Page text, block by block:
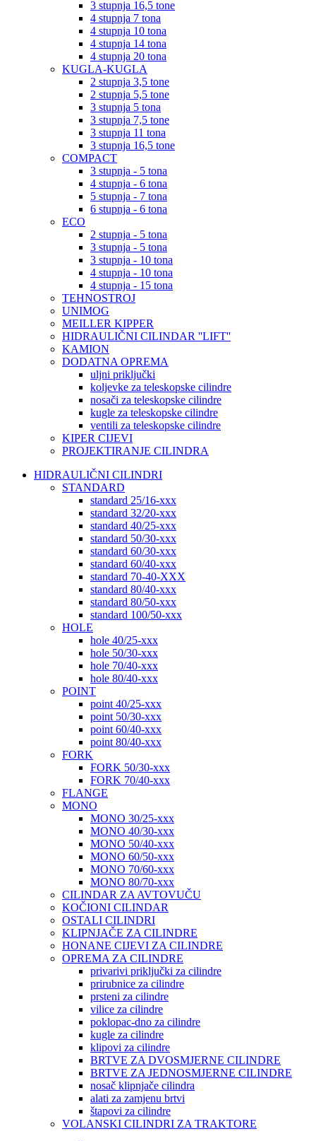
3 stupnja 16,5 tone
4 stupnja 7 tona
4 stupnja 10 tona
4 stupnja 14 tona
4 stupnja 20 tona
KUGLA-KUGLA
2 stupnja 3,5 tone
2 stupnja 5,5 tone
3 stupnja 5 tona
3 stupnja 7,5 tone
3 stupnja 11 tona
3 stupnja 16,5 tone
COMPACT
3 stupnja - 5 tona
4 stupnja - 6 tona
5 stupnja - 7 tona
6 stupnja - 6 tona
ECO
2 stupnja - 5 tona
3 stupnja - 5 tona
3 stupnja - 10 tona
4 stupnja - 10 tona
4 stupnja - 15 tona
TEHNOSTROJ
UNIMOG
MEILLER KIPPER
HIDRAULIČNI CILINDAR ''LIFT''
KAMION
DODATNA OPREMA
uljni priključki
koljevke za teleskopske cilindre
nosači za teleskopske cilindre
kugle za teleskopske cilindre
ventili za teleskopske cilindre
KIPER CIJEVI
PROJEKTIRANJE CILINDRA
HIDRAULIČNI CILINDRI
STANDARD
standard 25/16-xxx
standard 32/20-xxx
standard 40/25-xxx
standard 50/30-xxx
standard 60/30-xxx
standard 60/40-xxx
standard 70-40-XXX
standard 80/40-xxx
standard 80/50-xxx
standard 100/50-xxx
HOLE
hole 40/25-xxx
hole 50/30-xxx
hole 70/40-xxx
hole 80/40-xxx
POINT
point 40/25-xxx
point 50/30-xxx
point 60/40-xxx
point 80/40-xxx
FORK
FORK 50/30-xxx
FORK 70/40-xxx
FLANGE
MONO
MONO 30/25-xxx
MONO 40/30-xxx
MONO 50/40-xxx
MONO 60/50-xxx
MONO 70/60-xxx
MONO 80/70-xxx
CILINDAR ZA AVTOVUČU
KOČIONI CILINDAR
OSTALI CILINDRI
KLIPNJAČE ZA CILINDRE
HONANE CIJEVI ZA CILINDRE
OPREMA ZA CILINDRE
privarivi priključki za cilindre
prirubnice za cilindre
prsteni za cilindre
vilice za cilindre
poklopac-dno za cilindre
kugle za cilindre
klipovi za cilindre
BRTVE ZA DVOSMJERNE CILINDRE
BRTVE ZA JEDNOSMJERNE CILINDRE
nosač klipnjače cilindra
alati za zamjenu brtvi
štapovi za cilindre
VOLANSKI CILINDRI ZA TRAKTORE